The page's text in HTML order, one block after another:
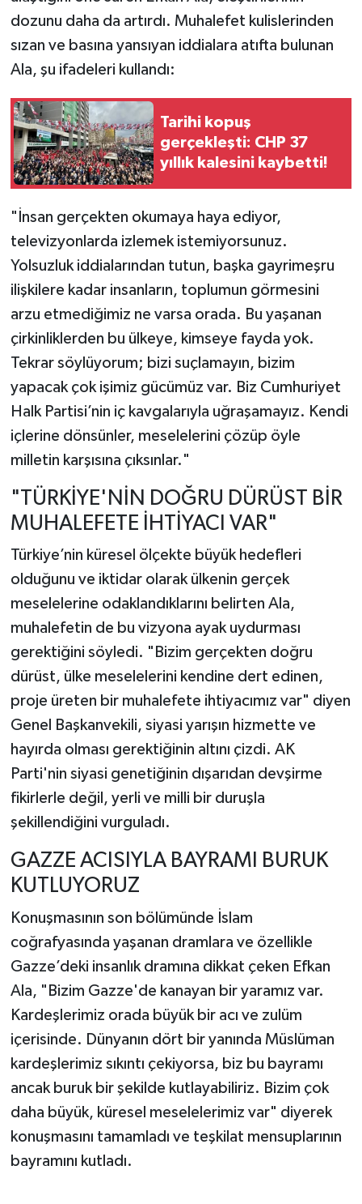
dozunu daha da artırdı. Muhalefet kulislerinden
sızan ve basına yansıyan iddialara atıfta bulunan
Ala, şu ifadeleri kullandı:
Tarihi kopuş
gerçekleşti: CHP 37
yıllık kalesini kaybetti!
"İnsan gerçekten okumaya haya ediyor,
televizyonlarda izlemek istemiyorsunuz.
Yolsuzluk iddialarından tutun, başka gayrimeşru
ilişkilere kadar insanların, toplumun görmesini
arzu etmediğimiz ne varsa orada. Bu yaşanan
çirkinliklerden bu ülkeye, kimseye fayda yok.
Tekrar söylüyorum; bizi suçlamayın, bizim
yapacak çok işimiz gücümüz var. Biz Cumhuriyet
Halk Partisi’nin iç kavgalarıyla uğraşamayız. Kendi
içlerine dönsünler, meselelerini çözüp öyle
milletin karşısına çıksınlar."
"TÜRKİYE'NİN DOĞRU DÜRÜST BİR
MUHALEFETE İHTİYACI VAR"
Türkiye’nin küresel ölçekte büyük hedefleri
olduğunu ve iktidar olarak ülkenin gerçek
meselelerine odaklandıklarını belirten Ala,
muhalefetin de bu vizyona ayak uydurması
gerektiğini söyledi. "Bizim gerçekten doğru
dürüst, ülke meselelerini kendine dert edinen,
proje üreten bir muhalefete ihtiyacımız var" diyen
Genel Başkanvekili, siyasi yarışın hizmette ve
hayırda olması gerektiğinin altını çizdi. AK
Parti'nin siyasi genetiğinin dışarıdan devşirme
fikirlerle değil, yerli ve milli bir duruşla
şekillendiğini vurguladı.
GAZZE ACISIYLA BAYRAMI BURUK
KUTLUYORUZ
Konuşmasının son bölümünde İslam
coğrafyasında yaşanan dramlara ve özellikle
Gazze’deki insanlık dramına dikkat çeken Efkan
Ala, "Bizim Gazze'de kanayan bir yaramız var.
Kardeşlerimiz orada büyük bir acı ve zulüm
içerisinde. Dünyanın dört bir yanında Müslüman
kardeşlerimiz sıkıntı çekiyorsa, biz bu bayramı
ancak buruk bir şekilde kutlayabiliriz. Bizim çok
daha büyük, küresel meselelerimiz var" diyerek
konuşmasını tamamladı ve teşkilat mensuplarının
bayramını kutladı.